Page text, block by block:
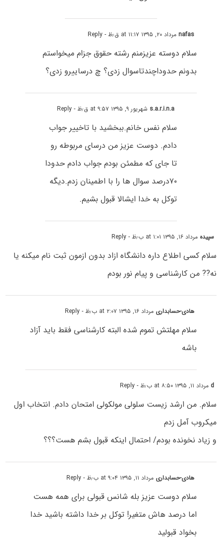
nafasمرداد ۲۰, ۱۳۹۵ at ۱۱:۱۷ ق٫ظ - Reply
سلام دوسته عزیزمنم رشته حقوق جزام میخواستم
بدونم حدوداچندتاسوال زدی؟ چ درساییرو زدی؟
s.a.r.i.n.a شهریور ۹, ۱۳۹۵ at ۹:۵۷ ق٫ظ - Reply
سلام نفس خانم.ببخشید با تاخییر جواب
دادم. دوست عزیز من درسای مربوطه رو
تا جای که مطمئن بودم جواب دادم حدودا
۷۰درصد سوال ها را با اطمینان زدم.دیگه
توکل به خدا ایشالا قبول بشیم.
سپیده مرداد ۱۶, ۱۳۹۵ at ۱:۰۱ ب٫ظ - Reply
سلام کسی اطلاع داره دانشگاه ازاد بدون ازمون ثبت نام میکنه یا
نه?? من کارشناسی و پیام نور بودم
هادی-حسابداری مرداد ۱۶, ۱۳۹۵ at ۲:۰۷ ب٫ظ - Reply
سلام مهلتش تموم شده البته کارشناسی فقط باید آزاد
باشه
d مرداد ۱۱, ۱۳۹۵ at ۸:۵۰ ب٫ظ - Reply
سلام. من ارشد زیست سلولی مولکولی امتحان دادم. انتخاب اول
میکروب آمل زدم
و زیاد نخونده بودم/ احتمال اینکه قبول بشم هست؟؟؟
هادی-حسابداری مرداد ۱۱, ۱۳۹۵ at ۹:۰۴ ب٫ظ - Reply
سلام دوست عزیز بله شانس قبولی برای همه هست
اما درصد هاش متغیر! توکل بر خدا داشته باشید خدا
بخواد قبولید